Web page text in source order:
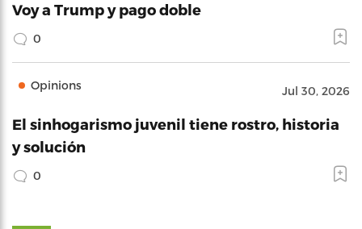
Voy a Trump y pago doble
0
Opinions Jul 30, 2026
El sinhogarismo juvenil tiene rostro, historia
y solución
0